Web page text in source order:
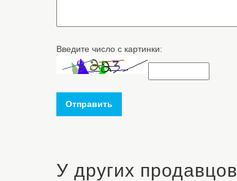
Введите число с картинки:
Отправить
У других продавцов